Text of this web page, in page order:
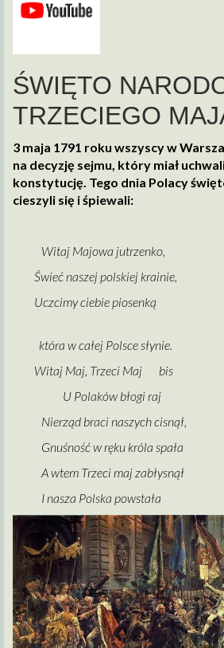
ŚWIĘTO
TRZECIEGO
3 maja 1791 roku wszyscy w
na decyzję sejmu, który miał
konstytucję. Tego dnia Polacy
cieszyli się i śpiewali:
Witaj Majowa jutrzenko,
Świeć naszej polskiej krainie,
Uczcimy ciebie
która w całej Polsce słynie.
Witaj Maj, Trzeci Maj bis
U Polaków błogi raj
Nierząd braci naszych cisnął,
Gnuśność w ręku króla spała
A wtem Trzeci maj zabłysnął
I nasza Polska powstała